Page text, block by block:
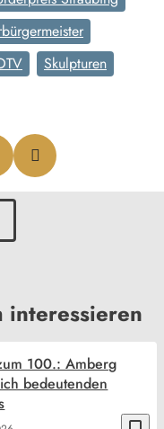
Skulpturen
interessieren
100.: Amberg
bedeutenden